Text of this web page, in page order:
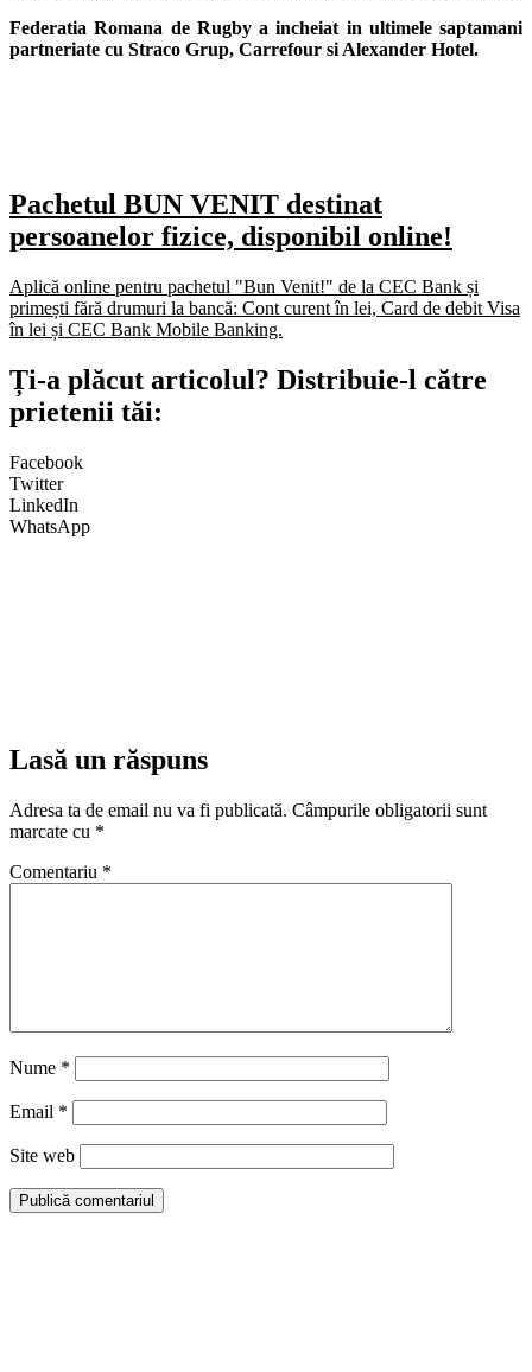
Federatia Romana de Rugby a incheiat in ultimele saptamani
partneriate cu Straco Grup, Carrefour si Alexander Hotel.
Pachetul BUN VENIT destinat
persoanelor fizice, disponibil online!
Aplică online pentru pachetul "Bun Venit!" de la CEC Bank și
primești fără drumuri la bancă: Cont curent în lei, Card de debit Visa
în lei și CEC Bank Mobile Banking.​
Ți-a plăcut articolul? Distribuie-l către
prietenii tăi:
Facebook
Twitter
LinkedIn
WhatsApp
Lasă un răspuns
Adresa ta de email nu va fi publicată. Câmpurile obligatorii sunt
marcate cu *
Comentariu *
Nume *
Email *
Site web